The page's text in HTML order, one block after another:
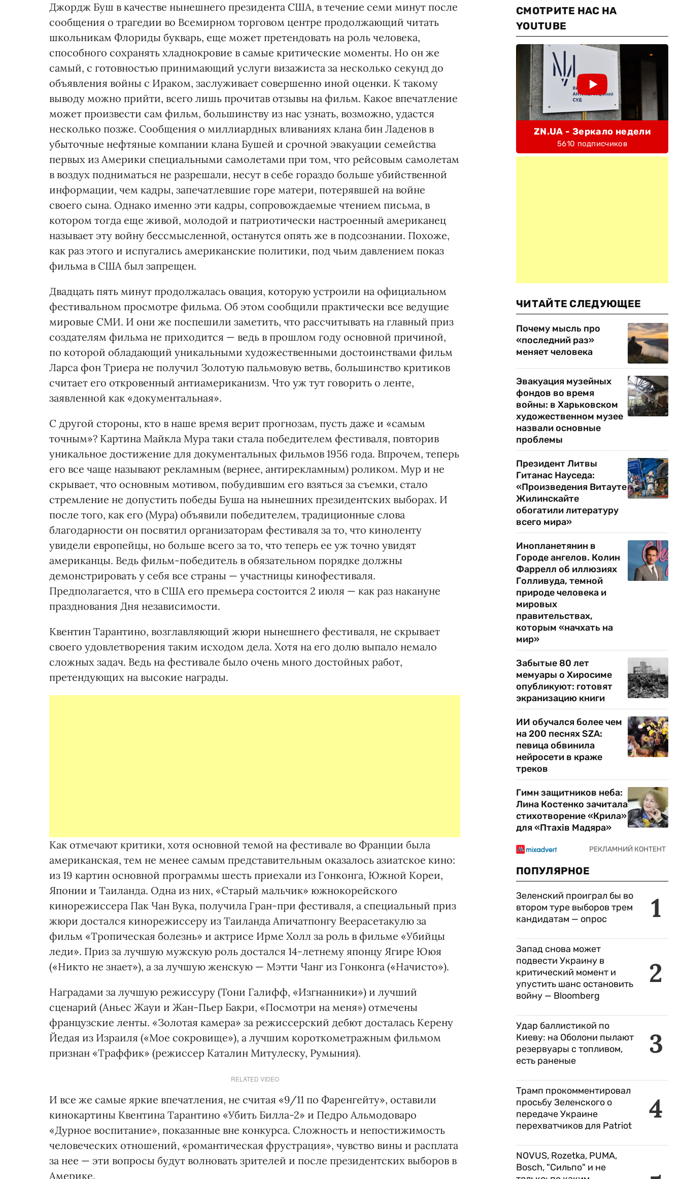
Джордж Буш в качестве нынешнего президента США, в течение семи минут после
сообщения о трагедии во Всемирном торговом центре продолжающий читать
школьникам Флориды букварь, еще может претендовать на роль человека,
способного сохранять хладнокровие в самые критические моменты. Но он же
самый, с готовностью принимающий услуги визажиста за несколько секунд до
объявления войны с Ираком, заслуживает совершенно иной оценки. К такому
выводу можно прийти, всего лишь прочитав отзывы на фильм. Какое впечатление
может произвести сам фильм, большинству из нас узнать, возможно, удастся
несколько позже. Сообщения о миллиардных вливаниях клана бин Ладенов в
убыточные нефтяные компании клана Бушей и срочной эвакуации семейства
первых из Америки специальными самолетами при том, что рейсовым самолетам
в воздух подниматься не разрешали, несут в себе гораздо больше убийственной
информации, чем кадры, запечатлевшие горе матери, потерявшей на войне
своего сына. Однако именно эти кадры, сопровождаемые чтением письма, в
котором тогда еще живой, молодой и патриотически настроенный американец
называет эту войну бессмысленной, останутся опять же в подсознании. Похоже,
как раз этого и испугались американские политики, под чьим давлением показ
фильма в США был запрещен.
Двадцать пять минут продолжалась овация, которую устроили на официальном
фестивальном просмотре фильма. Об этом сообщили практически все ведущие
мировые СМИ. И они же поспешили заметить, что рассчитывать на главный приз
создателям фильма не приходится — ведь в прошлом году основной причиной,
по которой обладающий уникальными художественными достоинствами фильм
Ларса фон Триера не получил Золотую пальмовую ветвь, большинство критиков
считает его откровенный антиамериканизм. Что уж тут говорить о ленте,
заявленной как «документальная».
С другой стороны, кто в наше время верит прогнозам, пусть даже и «самым
точным»? Картина Майкла Мура таки стала победителем фестиваля, повторив
уникальное достижение для документальных фильмов 1956 года. Впрочем, теперь
его все чаще называют рекламным (вернее, антирекламным) роликом. Мур и не
скрывает, что основным мотивом, побудившим его взяться за съемки, стало
стремление не допустить победы Буша на нынешних президентских выборах. И
после того, как его (Мура) объявили победителем, традиционные слова
благодарности он посвятил организаторам фестиваля за то, что киноленту
увидели европейцы, но больше всего за то, что теперь ее уж точно увидят
американцы. Ведь фильм-победитель в обязательном порядке должны
демонстрировать у себя все страны — участницы кинофестиваля.
Предполагается, что в США его премьера состоится 2 июля — как раз накануне
празднования Дня независимости.
Квентин Тарантино, возглавляющий жюри нынешнего фестиваля, не скрывает
своего удовлетворения таким исходом дела. Хотя на его долю выпало немало
сложных задач. Ведь на фестивале было очень много достойных работ,
претендующих на высокие награды.
Как отмечают критики, хотя основной темой на фестивале во Франции была
американская, тем не менее самым представительным оказалось азиатское кино:
из 19 картин основной программы шесть приехали из Гонконга, Южной Кореи,
Японии и Таиланда. Одна из них, «Старый мальчик» южнокорейского
кинорежиссера Пак Чан Вука, получила Гран-при фестиваля, а специальный приз
жюри достался кинорежиссеру из Таиланда Апичатпонгу Веерасетакулю за
фильм «Тропическая болезнь» и актрисе Ирме Холл за роль в фильме «Убийцы
леди». Приз за лучшую мужскую роль достался 14-летнему японцу Ягире Ююя
(«Никто не знает»), а за лучшую женскую — Мэтти Чанг из Гонконга («Начисто»).
Наградами за лучшую режиссуру (Тони Галифф, «Изгнанники») и лучший
сценарий (Аньес Жауи и Жан-Пьер Бакри, «Посмотри на меня») отмечены
французские ленты. «Золотая камера» за режиссерский дебют досталась Керену
Йедая из Израиля («Мое сокровище»), а лучшим короткометражным фильмом
признан «Траффик» (режиссер Каталин Митулеску, Румыния).
RELATED VIDEO
И все же самые яркие впечатления, не считая «9/11 по Фаренгейту», оставили
кинокартины Квентина Тарантино «Убить Билла-2» и Педро Альмодоваро
«Дурное воспитание», показанные вне конкурса. Сложность и непостижимость
человеческих отношений, «романтическая фрустрация», чувство вины и расплата
за нее — эти вопросы будут волновать зрителей и после президентских выборов в
Америке.
СМОТРИТЕ НАС НА
YOUTUBE
ZN.UA - Зеркало недели
5610 подписчиков
ЧИТАЙТЕ СЛЕДУЮЩЕЕ
Почему мысль про
«последний раз»
меняет человека
Эвакуация музейных
фондов во время
войны: в Харьковском
художественном музее
назвали основные
проблемы
Президент Литвы
Гитанас Науседа:
«Произведения Витауте
Жилинскайте
обогатили литературу
всего мира»
Инопланетянин в
Городе ангелов. Колин
Фаррелл об иллюзиях
Голливуда, темной
природе человека и
мировых
правительствах,
которым «начхать на
мир»
Забытые 80 лет
мемуары о Хиросиме
опубликуют: готовят
экранизацию книги
ИИ обучался более чем
на 200 песнях SZA:
певица обвинила
нейросети в краже
треков
Гимн защитников неба:
Лина Костенко зачитала
стихотворение «Крила»
для «Птахів Мадяра»
ПОПУЛЯРНОЕ
1
Зеленский проиграл бы во
втором туре выборов трем
кандидатам — опрос
2
Запад снова может
подвести Украину в
критический момент и
упустить шанс остановить
войну — Bloomberg
3
Удар баллистикой по
Киеву: на Оболони пылают
резервуары с топливом,
есть раненые
4
Трамп прокомментировал
просьбу Зеленского о
передаче Украине
перехватчиков для Patriot
NOVUS, Rozetka, PUMA,
Bosch, "Сильпо" и не